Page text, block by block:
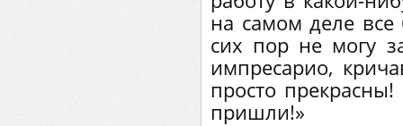
на самом деле
сих пор не могу
импресарио,
просто
пришли!»